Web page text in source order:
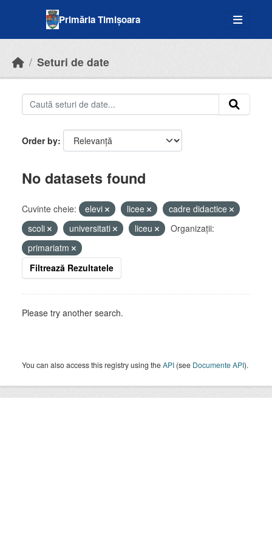
Primăria Timișoara
Seturi de date
Order by
No datasets found
Cuvinte cheie: elevi licee
cadre didactice
scoli
universitati liceu
Organizații:
primariatm
Filtrează Rezultatele
Please try another search.
You can also access this registry using theAPI (see Documente API).